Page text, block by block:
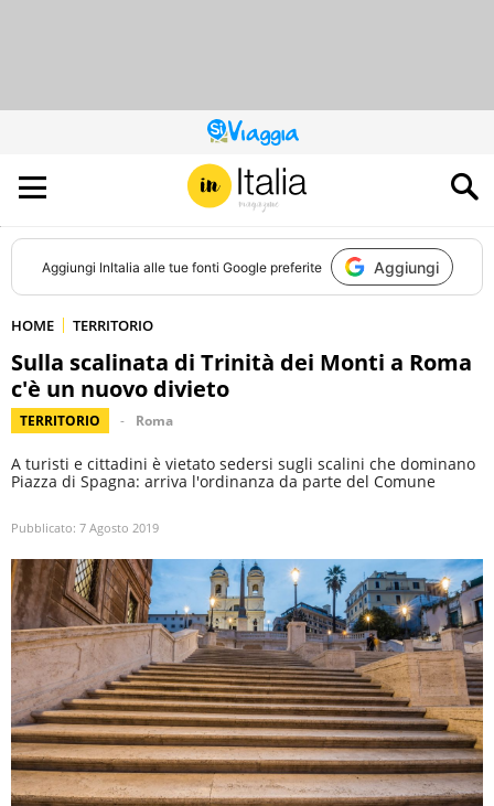
QUESTO
SITO
CONTRIBUISCE
ALL’AUDIENCE
DI
Aggiungi InItalia alle tue fonti Google preferite Aggiungi
HOME TERRITORIO
Sulla scalinata di Trinità dei Monti a Roma
c'è un nuovo divieto
TERRITORIO Roma
A turisti e cittadini è vietato sedersi sugli scalini che dominano
Piazza di Spagna: arriva l'ordinanza da parte del Comune
Pubblicato: 7 Agosto 2019